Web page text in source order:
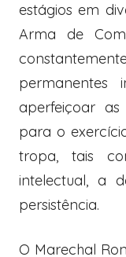
estágios em
Arma de
permanentes
aperfeiçoar as
para o
tropa, tais
intelectual, a
persistência.
O Marechal